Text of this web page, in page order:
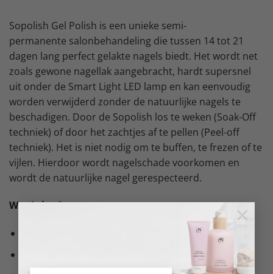
×
Sopolish Gel Polish is een unieke semi-
permanente salonbehandeling die tussen 14 tot 21
dagen lang perfect gelakte nagels biedt. Het wordt net
zoals gewone nagellak aangebracht, hardt supersnel
uit onder de Smart Light LED lamp en kan eenvoudig
worden verwijderd zonder de natuurlijke nagels te
beschadigen. Door de Sopolish los te weken (Soak-Off
techniek) of door het zachtjes af te pellen (Peel-off
techniek). Het is niet nodig om te buffen, te frezen of te
vijlen. Hierdoor wordt nagelschade voorkomen en
wordt de natuurlijke nagel gerespecteerd.
Wat is het?